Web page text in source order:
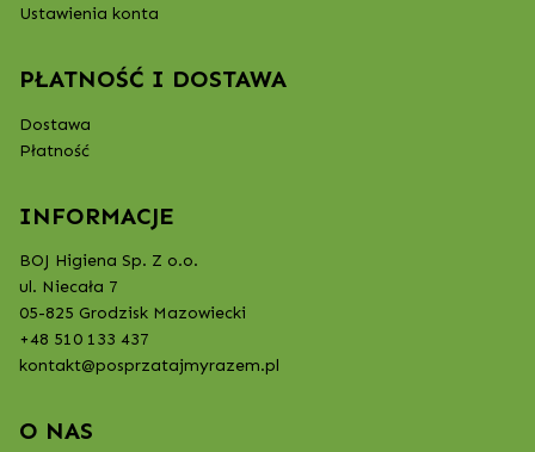
Ustawienia konta
PŁATNOŚĆ I DOSTAWA
Dostawa
Płatność
INFORMACJE
BOJ Higiena Sp. Z o.o.
ul. Niecała 7
05-825 Grodzisk Mazowiecki
+48 510 133 437
kontakt@posprzatajmyrazem.pl
O NAS